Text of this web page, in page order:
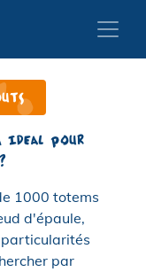
ideal pour
1000 totems
d'épaule,
par